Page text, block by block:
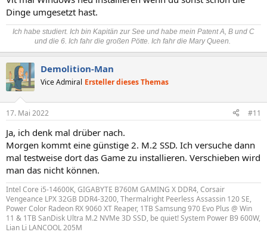
Dinge umgesetzt hast.
Ich habe studiert. Ich bin Kapitän zur See und habe mein Patent A, B und C
und die 6. Ich fahr die großen Pötte. Ich fahr die Mary Queen.
Demolition-Man
Vice Admiral Ersteller dieses Themas
17. Mai 2022 #11
Ja, ich denk mal drüber nach.
Morgen kommt eine günstige 2. M.2 SSD. Ich versuche dann
mal testweise dort das Game zu installieren. Verschieben wird
man das nicht können.
Intel Core i5-14600K, GIGABYTE B760M GAMING X DDR4, Corsair
Vengeance LPX 32GB DDR4-3200, Thermalright Peerless Assassin 120 SE,
Power Color Radeon RX 9060 XT Reaper, 1TB Samsung 970 Evo Plus @ Win
11 & 1TB SanDisk Ultra M.2 NVMe 3D SSD, be quiet! System Power B9 600W,
Lian Li LANCOOL 205M